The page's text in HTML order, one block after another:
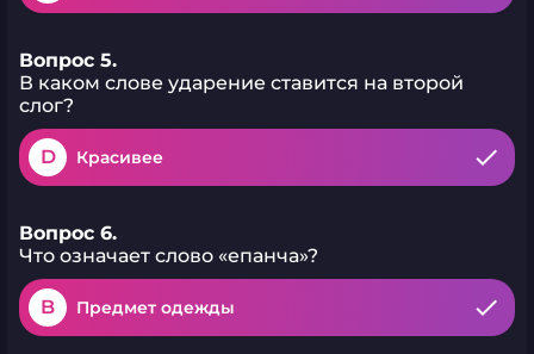
Вопрос 5.
В каком слове ударение ставится на второй
слог?
D Красивее
Вопрос 6.
Что означает слово «епанча»?
B Предмет одежды